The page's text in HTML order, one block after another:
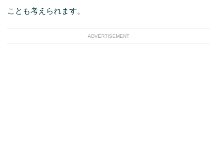
ことも考えられます。
ADVERTISEMENT